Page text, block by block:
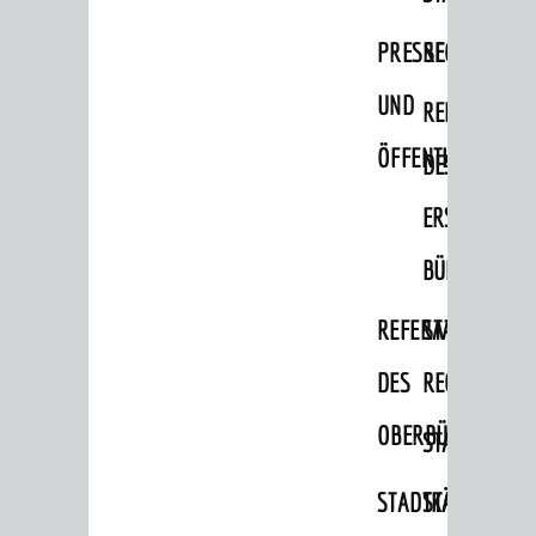
PRESSE-
UND REFERAT
DES
ERSTEN
REFERAT
DES
STABSSTELLE
RECHT
STADTKÄMMEREI
Vermiete doch an deine Stadt